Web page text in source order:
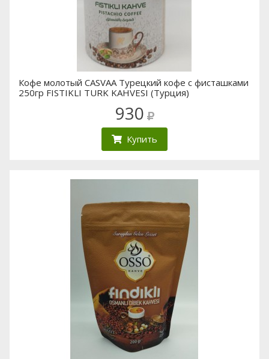
Кофе молотый CASVAA Турецкий кофе с фисташками
250гр FISTIKLI TURK KAHVESI (Турция)
930
Купить